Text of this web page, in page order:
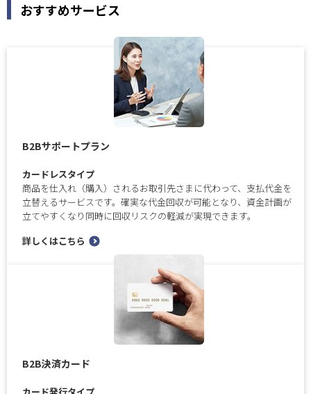
おすすめサービス
B2Bサポートプラン
カードレスタイプ
商品を仕入れ（購入）されるお取引先さまに代わって、支払代金を
立替えるサービスです。確実な代金回収が可能となり、資金計画が
立てやすくなり同時に回収リスクの軽減が実現できます。
詳しくはこちら
B2B決済カード